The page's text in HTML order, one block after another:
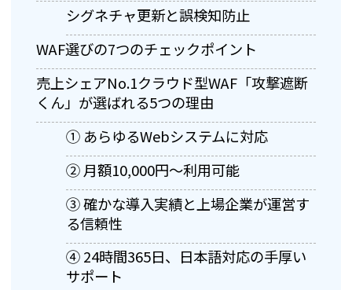
シグネチャ更新と誤検知防止
WAF選びの7つのチェックポイント
売上シェアNo.1クラウド型WAF「攻撃遮断
くん」が選ばれる5つの理由
① あらゆるWebシステムに対応
② 月額10,000円〜利用可能
③ 確かな導入実績と上場企業が運営す
る信頼性
④ 24時間365日、日本語対応の手厚い
サポート